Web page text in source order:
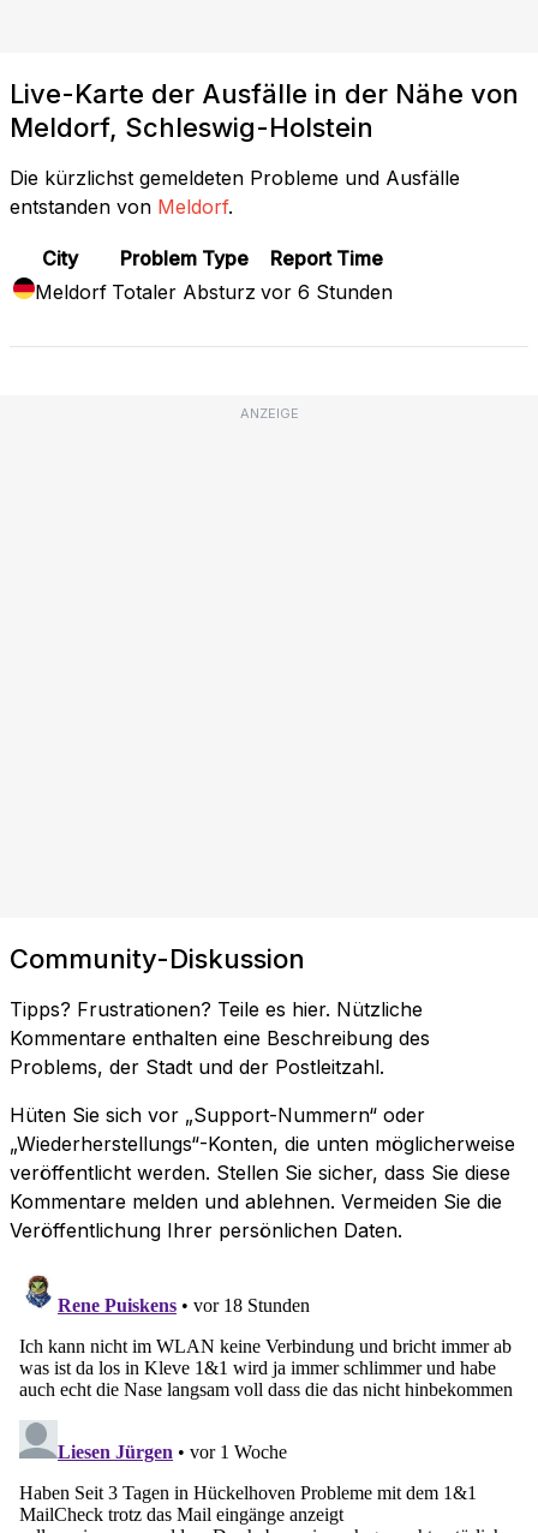
Live-Karte der Ausfälle in der Nähe von
Meldorf, Schleswig-Holstein
Die kürzlichst gemeldeten Probleme und Ausfälle
entstanden von Meldorf.
City Problem Type
Report Time
Meldorf Totaler Absturz vor 6 Stunden
ANZEIGE
Community-Diskussion
Tipps? Frustrationen? Teile es hier. Nützliche
Kommentare enthalten eine Beschreibung des
Problems, der Stadt und der Postleitzahl.
Hüten Sie sich vor „Support-Nummern“ oder
„Wiederherstellungs“-Konten, die unten möglicherweise
veröffentlicht werden. Stellen Sie sicher, dass Sie diese
Kommentare melden und ablehnen. Vermeiden Sie die
Veröffentlichung Ihrer persönlichen Daten.